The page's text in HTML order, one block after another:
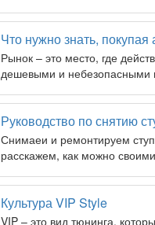
Что нужно знать,
Рынок – это место, где
дешевыми и небезопасными
Руководство по снятию
Снимаеи и ремонтируем
расскажем, как можно
Культура VIP Style
VIP – это вид тюнинга,